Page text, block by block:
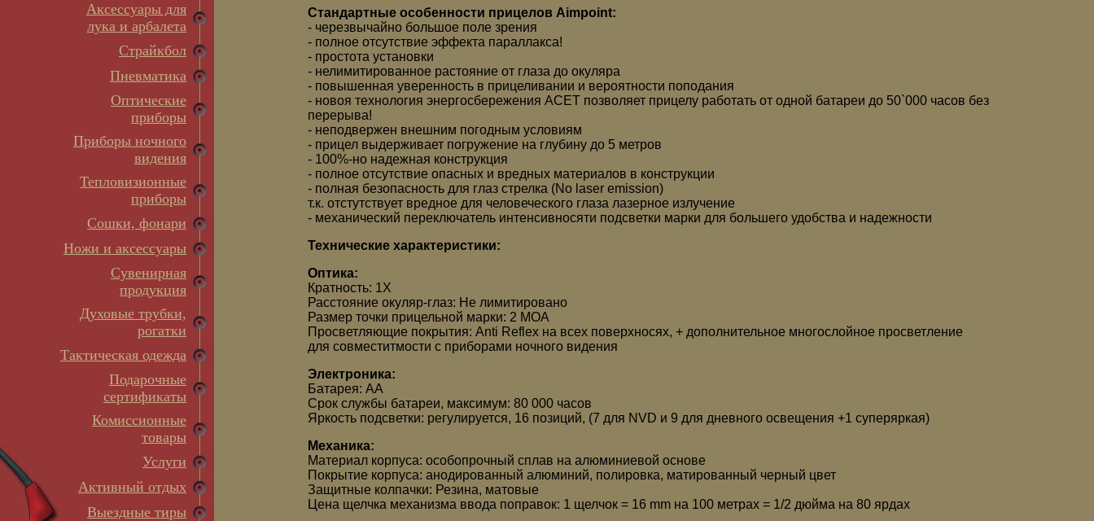
Аксессуары для
лука и арбалета
Страйкбол
Пневматика
Оптические
приборы
Приборы ночного
видения
Тепловизионные
приборы
Сошки, фонари
Ножи и аксессуары
Сувенирная
продукция
Духовые трубки,
рогатки
Тактическая одежда
Подарочные
сертификаты
Комиссионные
товары
Услуги
Активный отдых
Выездные тиры
Стандартные особенности прицелов Aimpoint:
- черезвычайно большое поле зрения
- полное отсутствие эффекта параллакса!
- простота установки
- нелимитированное растояние от глаза до окуляра
- повышенная уверенность в прицеливании и вероятности поподания
- новоя технология энергосбережения АСЕТ позволяет прицелу работать от одной батареи до 50`000 часов без
перерыва!
- неподвержен внешним погодным условиям
- прицел выдерживает погружение на глубину до 5 метров
- 100%-но надежная конструкция
- полное отсутствие опасных и вредных материалов в конструкции
- полная безопасность для глаз стрелка (No laser emission)
т.к. отстутствует вредное для человеческого глаза лазерное излучение
- механический переключатель интенсивносяти подсветки марки для большего удобства и надежности
Технические характеристики:
Оптика:
Кратность: 1X
Расстояние окуляр-глаз: Не лимитировано
Размер точки прицельной марки: 2 MOA
Просветляющие покрытия: Anti Reflex на всех поверхносях, + дополнительное многослойное просветление
для совместитмости с приборами ночного видения
Электроника:
Батарея: AA
Срок службы батареи, максимум: 80 000 часов
Яркость подсветки: регулируется, 16 позиций, (7 для NVD и 9 для дневного освещения +1 суперяркая)
Механика:
Материал корпуса: особопрочный сплав на алюминиевой основе
Покрытие корпуса: анодированный алюминий, полировка, матированный черный цвет
Защитные колпачки: Резина, матовые
Цена щелчка механизма ввода поправок: 1 щелчок = 16 mm на 100 метрах = 1/2 дюйма на 80 ярдах